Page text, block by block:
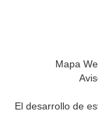
Mapa
El desarrollo de